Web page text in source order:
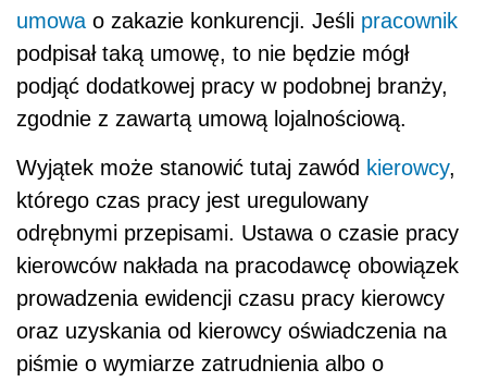
umowa o zakazie konkurencji. Jeśli pracownik
podpisał taką umowę, to nie będzie mógł
podjąć dodatkowej pracy w podobnej branży,
zgodnie z zawartą umową lojalnościową.
Wyjątek może stanowić tutaj zawód kierowcy,
którego czas pracy jest uregulowany
odrębnymi przepisami. Ustawa o czasie pracy
kierowców nakłada na pracodawcę obowiązek
prowadzenia ewidencji czasu pracy kierowcy
oraz uzyskania od kierowcy oświadczenia na
piśmie o wymiarze zatrudnienia albo o